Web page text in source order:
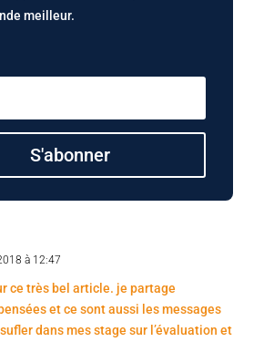
meilleur.
S'abonner
à 12:47
ce très bel article. je partage
et ce sont aussi les messages
dans mes stage sur l’évaluation et